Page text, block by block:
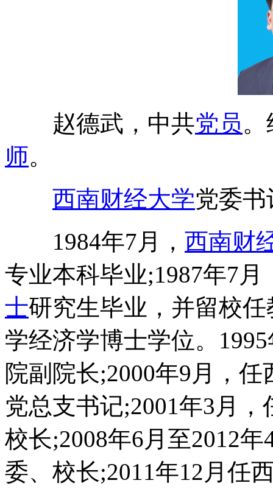
赵德武，中共党员
师。
西南财经大学党委
1984年7月， 西南财
专业本科毕业;1987年7
士研究生毕业，并留校
学经济学博士学位。
院副院长;2000年9月，
党总支书记;2001年3月
校长;2008年6月至2012
委、校长;2011年12月任